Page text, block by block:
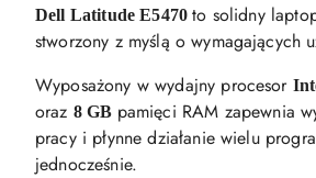
Dell Latitude E5470to solidny
stworzony z myślą o wymagających
Wyposażony w wydajny procesor
oraz 8 GB pamięci RAM zapewnia
pracy i płynne działanie wielu
jednocześnie.